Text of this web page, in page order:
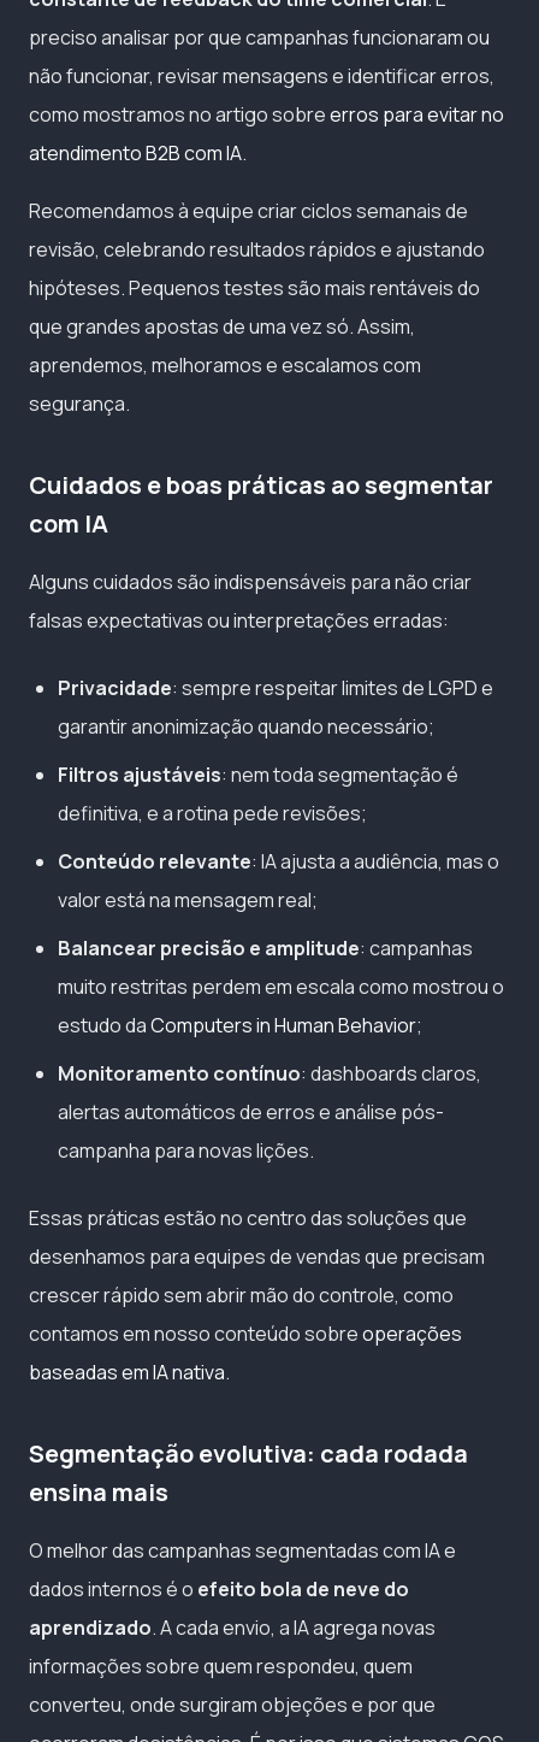
preciso analisar por que campanhas funcionaram ou
não funcionar, revisar mensagens e identificar erros,
como mostramos no artigo sobreerros para evitar no
atendimento B2B com IA.
Recomendamos à equipe criar ciclos semanais de
revisão, celebrando resultados rápidos e ajustando
hipóteses. Pequenos testes são mais rentáveis do
que grandes apostas de uma vez só. Assim,
aprendemos, melhoramos e escalamos com
segurança.
Cuidados e boas práticas ao segmentar
com IA
Alguns cuidados são indispensáveis para não criar
falsas expectativas ou interpretações erradas:
Privacidade: sempre respeitar limites de LGPD e
garantir anonimização quando necessário;
Filtros ajustáveis: nem toda segmentação é
definitiva, e a rotina pede revisões;
Conteúdo relevante: IA ajusta a audiência, mas o
valor está na mensagem real;
Balancear precisão e amplitude: campanhas
muito restritas perdem em escala como mostrou o
estudo daComputers in Human Behavior;
Monitoramento contínuo: dashboards claros,
alertas automáticos de erros e análise pós-
campanha para novas lições.
Essas práticas estão no centro das soluções que
desenhamos para equipes de vendas que precisam
crescer rápido sem abrir mão do controle, como
contamos em nosso conteúdo sobreoperações
baseadas em IA nativa.
Segmentação evolutiva: cada rodada
ensina mais
O melhor das campanhas segmentadas com IA e
dados internos é o efeito bola de neve do
aprendizado. A cada envio, a IA agrega novas
informações sobre quem respondeu, quem
converteu, onde surgiram objeções e por que